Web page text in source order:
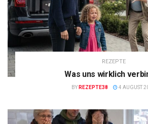
REZEPTE
Was uns wirklich
BY REZEPTE38 4 AUGUST